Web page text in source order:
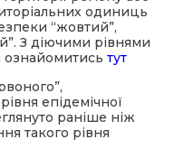
одиниць
“жовтий”,
З діючими рівнями
ознайомитись тут
епідемічної
раніше ніж
такого рівня